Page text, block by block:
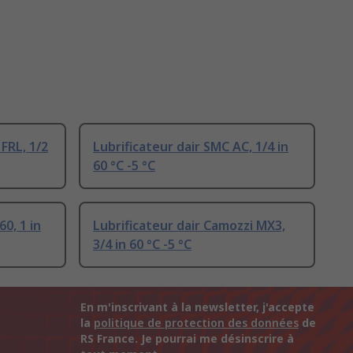
1/2
Lubrificateur dair SMC AC, 1/4 in
60 °C -5 °C
1 in
Lubrificateur dair Camozzi MX3,
3/4 in 60 °C -5 °C
En m'inscrivant à la newsletter, j'accepte
la politique de protection des données de
RS France. Je pourrai me désinscrire à